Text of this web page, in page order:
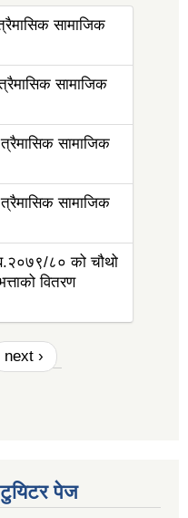
सामाजिक
सामाजिक
सामाजिक
सामाजिक
८० को चौथो
वितरण
next ›
पेज